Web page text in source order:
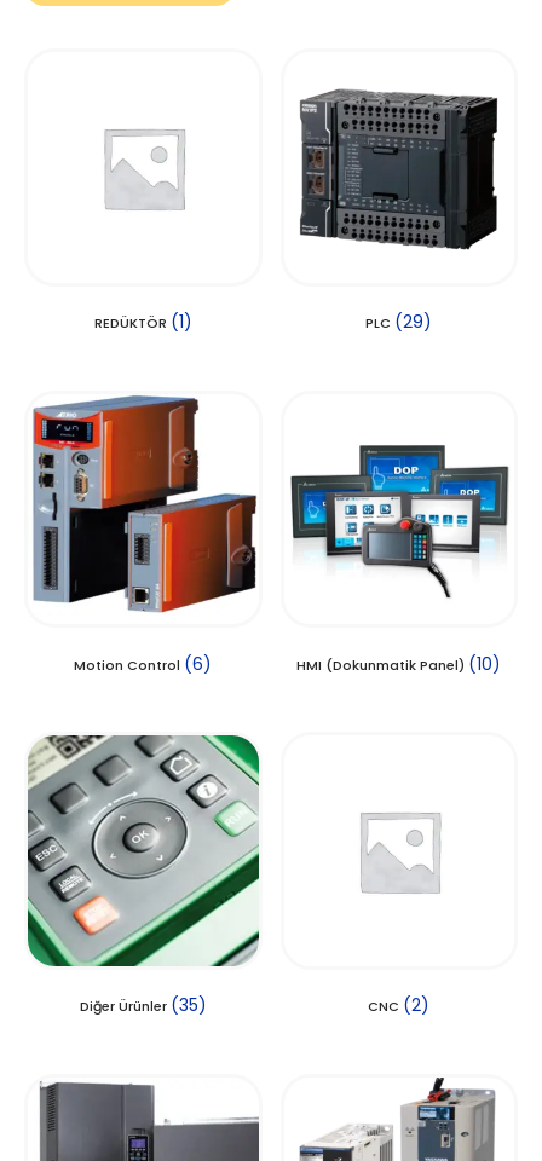
REDÜKTÖR (1) PLC (29)
Motion Control (6) HMI (Dokunmatik Panel) (10)
Diğer Ürünler (35) CNC (2)